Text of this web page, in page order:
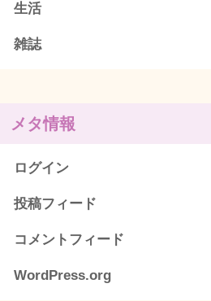
生活
雑誌
メタ情報
ログイン
投稿フィード
コメントフィード
WordPress.org